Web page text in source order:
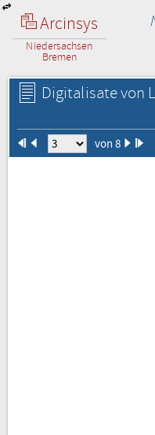
Arcinsys
Niedersachsen
Bremen
Digitalisate von
von 8